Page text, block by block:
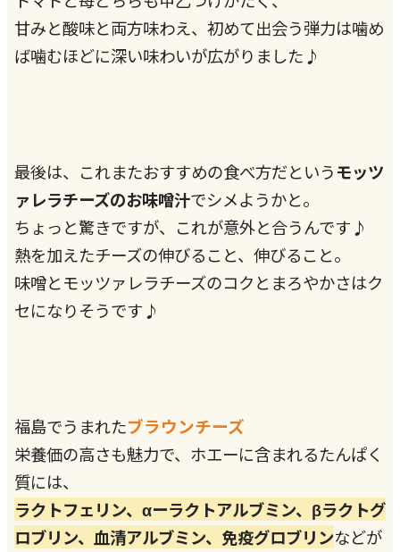
甘みと酸味と両方味わえ、初めて出会う弾力は噛め
ば噛むほどに深い味わいが広がりました♪
最後は、これまたおすすめの食べ方だというモッツ
ァレラチーズのお味噌汁でシメようかと。
ちょっと驚きですが、これが意外と合うんです♪
熱を加えたチーズの伸びること、伸びること。
味噌とモッツァレラチーズのコクとまろやかさはク
セになりそうです♪
福島でうまれたブラウンチーズ
栄養価の高さも魅力で、ホエーに含まれるたんぱく
質には、
ラクトフェリン、αーラクトアルブミン、βラクトグ
ロブリン、血清アルブミン、免疫グロブリンなどが